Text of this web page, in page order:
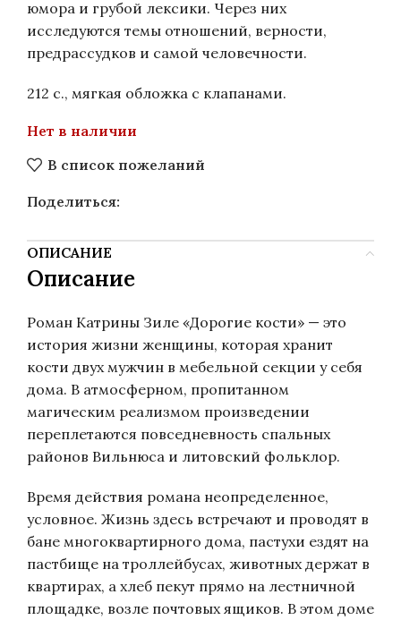
юмора и грубой лексики. Через них
исследуются темы отношений, верности,
предрассудков и самой человечности.
212 с., мягкая обложка с клапанами.
Нет в наличии
В список пожеланий
Поделиться:
ОПИСАНИЕ
Описание
Роман Катрины Зиле «Дорогие кости» — это
история жизни женщины, которая хранит
кости двух мужчин в мебельной секции у себя
дома. В атмосферном, пропитанном
магическим реализмом произведении
переплетаются повседневность спальных
районов Вильнюса и литовский фольклор.
Время действия романа неопределенное,
условное. Жизнь здесь встречают и проводят в
бане многоквартирного дома, пастухи ездят на
пастбище на троллейбусах, животных держат в
квартирах, а хлеб пекут прямо на лестничной
площадке, возле почтовых ящиков. В этом доме